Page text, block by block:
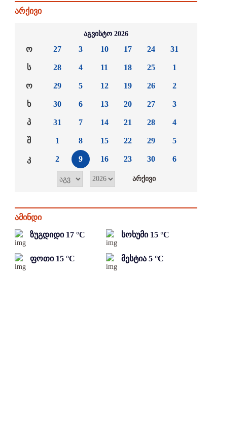
არქივი
აგვისტო 2026
ო
ს
ო
ხ
პ
შ
კ
27
28
29
30
31
1
2
3
4
5
6
7
8
9
10
11
12
13
14
15
16
17
18
19
20
21
22
23
24
25
26
27
28
29
30
31
1
2
3
4
5
6
ამინდი
ზუგდიდი 17 °C სოხუმი 15 °C
ფოთი 15 °C მესტია 5 °C